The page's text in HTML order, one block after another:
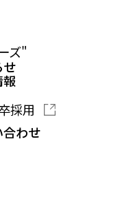
ズ"
せ
採用
合わせ